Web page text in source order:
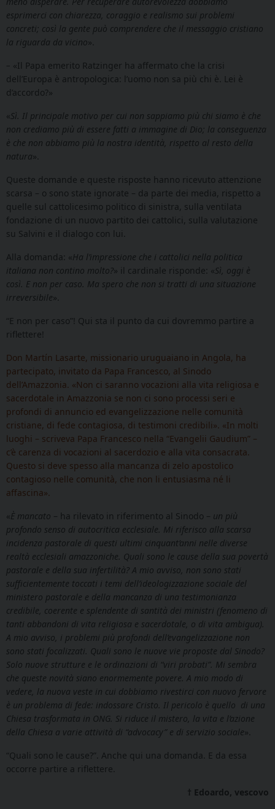
esprimerci con chiarezza, coraggio e realismo sui problemi
concreti; così la gente può comprendere che il messaggio cristiano
la riguarda da vicino».
– «Il Papa emerito Ratzinger ha affermato che la crisi
dell’Europa è antropologica: l’uomo non sa più chi è. Lei è
d’accordo?»
«Sì. Il principale motivo per cui non sappiamo più chi siamo è che
non crediamo più di essere fatti a immagine di Dio; la conseguenza
è che non abbiamo più la nostra identità, rispetto al resto della
natura».
Queste domande e queste risposte hanno ricevuto attenzione
scarsa – o sono state ignorate – da parte dei media, rispetto a
quelle sul cattolicesimo politico di sinistra, sulla ventilata
fondazione di un nuovo partito dei cattolici, sulla valutazione
su Salvini e il dialogo con lui.
Alla domanda: «Ha l’impressione che i cattolici nella politica
italiana non contino molto?» il cardinale risponde: «Sì, oggi è
così. E non per caso. Ma spero che non si tratti di una situazione
irreversibile».
“E non per caso”! Qui sta il punto da cui dovremmo partire a
riflettere!
Don Martín Lasarte, missionario uruguaiano in Angola, ha
partecipato, invitato da Papa Francesco, al Sinodo
dell’Amazzonia. «Non ci saranno vocazioni alla vita religiosa e
sacerdotale in Amazzonia se non ci sono processi seri e
profondi di annuncio ed evangelizzazione nelle comunità
cristiane, di fede contagiosa, di testimoni credibili». «In molti
luoghi – scriveva Papa Francesco nella “Evangelii Gaudium” –
c’è carenza di vocazioni al sacerdozio e alla vita consacrata.
Questo si deve spesso alla mancanza di zelo apostolico
contagioso nelle comunità, che non li entusiasma né li
affascina».
«È mancato – ha rilevato in riferimento al Sinodo – un più
profondo senso di autocritica ecclesiale. Mi riferisco alla scarsa
incidenza pastorale di questi ultimi cinquant’anni nelle diverse
realtà ecclesiali amazzoniche. Quali sono le cause della sua povertà
pastorale e della sua infertilità? A mio avviso, non sono stati
sufficientemente toccati i temi dell’ideologizzazione sociale del
ministero pastorale e della mancanza di una testimonianza
credibile, coerente e splendente di santità dei ministri (fenomeno di
tanti abbandoni di vita religiosa e sacerdotale, o di vita ambigua).
A mio avviso, i problemi più profondi dell’evangelizzazione non
sono stati focalizzati. Quali sono le nuove vie proposte dal Sinodo?
Solo nuove strutture e le ordinazioni di “viri probati”. Mi sembra
che queste novità siano enormemente povere. A mio modo di
vedere, la nuova veste in cui dobbiamo rivestirci con nuovo fervore
è un problema di fede: indossare Cristo. Il pericolo è quello di una
Chiesa trasformata in ONG. Si riduce il mistero, la vita e l’azione
della Chiesa a varie attività di “advocacy” e di servizio sociale».
“Quali sono le cause?”. Anche qui una domanda. E da essa
occorre partire a riflettere.
† Edoardo, vescovo